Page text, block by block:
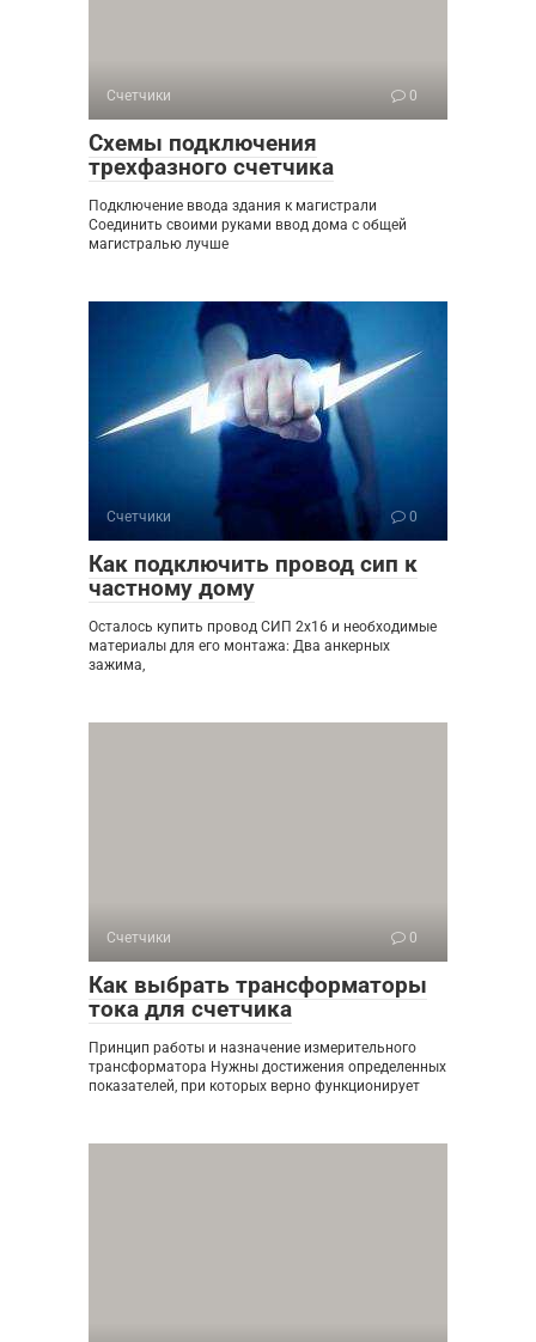
Счетчики 0
Схемы подключения
трехфазного счетчика
Подключение ввода здания к магистрали
Соединить своими руками ввод дома с общей
магистралью лучше
Счетчики 0
Как подключить провод сип к
частному дому
Осталось купить провод СИП 2х16 и необходимые
материалы для его монтажа: Два анкерных
зажима,
Счетчики 0
Как выбрать трансформаторы
тока для счетчика
Принцип работы и назначение измерительного
трансформатора Нужны достижения определенных
показателей, при которых верно функционирует